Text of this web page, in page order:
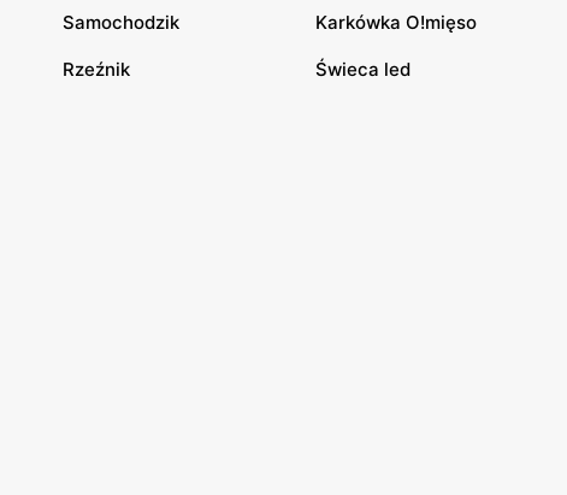
Samochodzik Karkówka O!mięso
Rzeźnik Świeca led